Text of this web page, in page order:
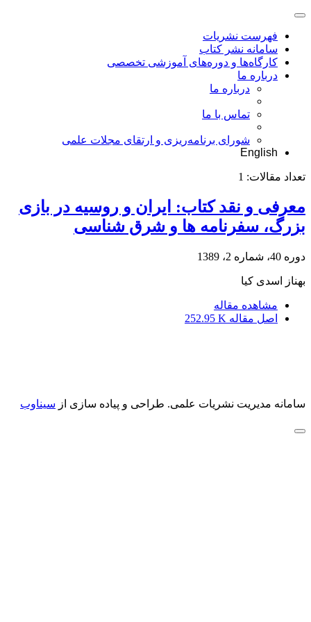
فهرست نشریات
سامانه نشر کتاب
کارگاه‌ها و دوره‌های آموزشی تخصصی
درباره ما
درباره ما
تماس با ما
شورای برنامه‌ریزی و ارتقای مجلات علمی
English
تعداد مقالات: 1
معرفی و نقد کتاب: ایران و روسیه در بازی
بزرگ، سفرنامه ها و شرق شناسی
دوره 40، شماره 2، 1389
بهناز اسدی کیا
مشاهده مقاله
اصل مقاله 252.95 K
سامانه مدیریت نشریات علمی. طراحی و پیاده سازی از سیناوب